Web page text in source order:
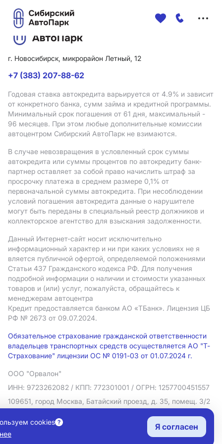
г. Новосибирск, микрорайон Летный, 12
+7 (383) 207-88-62
Годовая ставка автокредита варьируется от 4.9% и зависит
от конкретного банка, сумм займа и кредитной программы.
Минимальный срок погашения от 61 дня, максимальный -
96 месяцев. При этом любые дополнительные комиссии
автоцентром Сибирский АвтоПарк не взимаются.
В случае невозвращения в условленный срок суммы
автокредита или суммы процентов по автокредиту банк-
партнер оставляет за собой право начислить штраф за
просрочку платежа в среднем размере 0,1% от
первоначальной суммы автокредита. При несоблюдении
условий погашения автокредита данные о нарушителе
могут быть переданы в специальный реестр должников и
коллекторское агентство для взыскания задолженности.
Данный Интернет-сайт носит исключительно
информационный характер и ни при каких условиях не я
вляется публичной офертой, определяемой положениями
Статьи 437 Гражданского кодекса РФ. Для получения
подробной информации о наличии и стоимости указанных
товаров и (или) услуг, пожалуйста, обращайтесь к
менеджерам автоцентра
Кредит предоставляется банком АO «ТБанк». Лицензия ЦБ
РФ № 2673 от 09.07.2024.
Обязательное страхование гражданской ответственности
владельцев транспортных средств осуществляется АО "Т-
Страхование" лицензии ОС № 0191-03 от 01.07.2024 г.
ООО "Орвалон"
ИНН: 9723262082 / КПП: 772301001 / ОГРН: 1257700451557
109651, город Москва, Батайский проезд, д. 35, помещ. 3/2
Политика в отношении обработки персональных данных
Согласие на рекламную рассылку
Правовая информация
cookies
Я согласен